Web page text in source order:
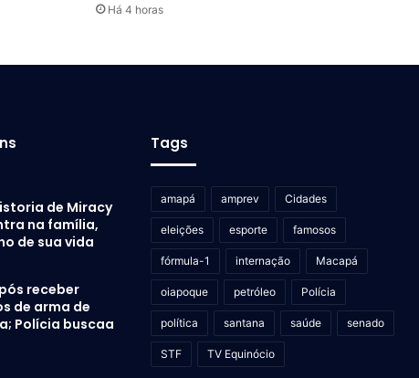
Há 4 horas
de Miracy
na família,
de sua vida
receber
de arma de
Polícia buscaa
Tags
amapá amprev Cidades
eleições esporte famosos
fórmula-1 internação Macapá
oiapoque petróleo Polícia
política santana saúde senado
STF TV Equinócio